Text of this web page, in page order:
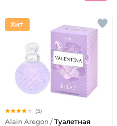
(5)
Alain Aregon / Туалетная